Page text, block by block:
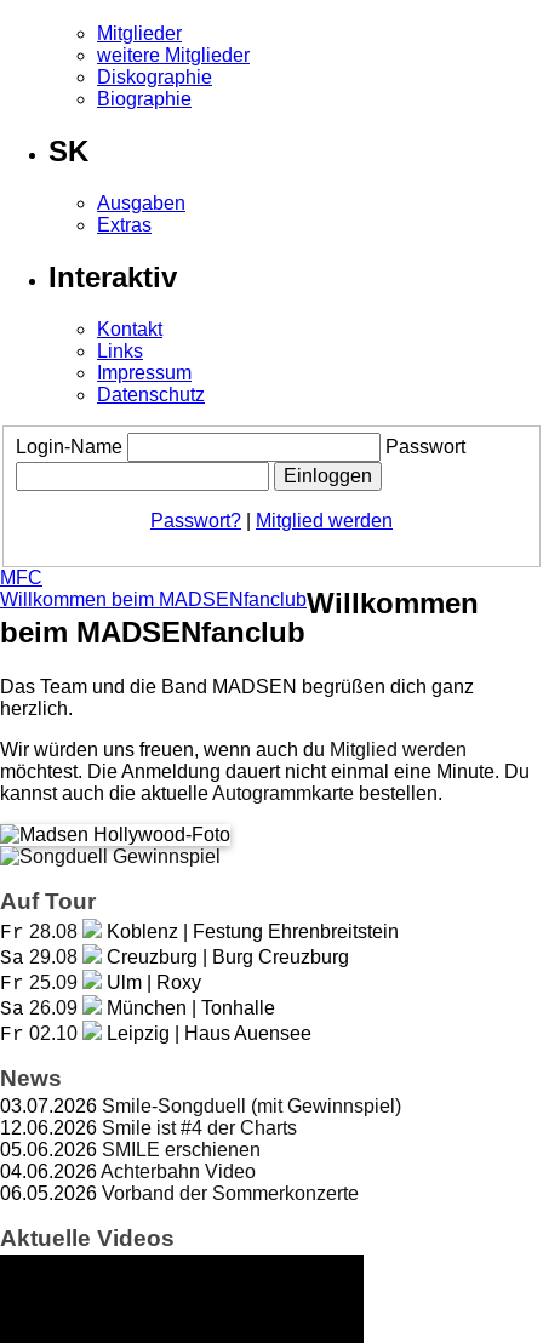
Mitglieder
weitere Mitglieder
Diskographie
Biographie
SK
Ausgaben
Extras
Interaktiv
Kontakt
Links
Impressum
Datenschutz
Login-Name Passwort
Passwort? Mitglied werden
MFC
Willkommen beim MADSENfanclubWillkommen
beim MADSENfanclub
Das Team und die Band MADSEN begrüßen dich ganz
herzlich.
Wir würden uns freuen, wenn auch du Mitglied werden
möchtest. Die Anmeldung dauert nicht einmal eine Minute. Du
kannst auch die aktuelleAutogrammkarte bestellen.
Auf Tour
Fr 28.08 Koblenz | Festung Ehrenbreitstein
Sa 29.08 Creuzburg | Burg Creuzburg
Fr 25.09 Ulm | Roxy
Sa 26.09 München | Tonhalle
Fr 02.10 Leipzig | Haus Auensee
News
03.07.2026 Smile-Songduell (mit Gewinnspiel)
12.06.2026 Smile ist #4 der Charts
05.06.2026 SMILE erschienen
04.06.2026Achterbahn Video
06.05.2026 Vorband der Sommerkonzerte
Aktuelle Videos